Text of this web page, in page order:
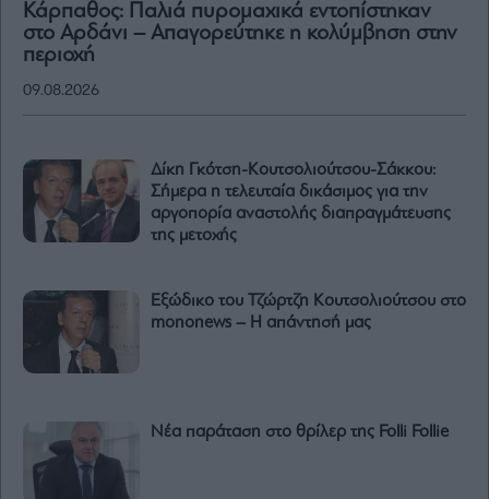
Κάρπαθος: Παλιά πυρομαχικά εντοπίστηκαν
στο Αρδάνι – Απαγορεύτηκε η κολύμβηση στην
περιοχή
09.08.2026
Δίκη Γκότση-Κουτσολιούτσου-Σάκκου:
Σήμερα η τελευταία δικάσιμος για την
αργοπορία αναστολής διαπραγμάτευσης
της μετοχής
Εξώδικο του Τζώρτζη Κουτσολιούτσου στο
mononews – Η απάντησή μας
Νέα παράταση στο θρίλερ της Folli Follie